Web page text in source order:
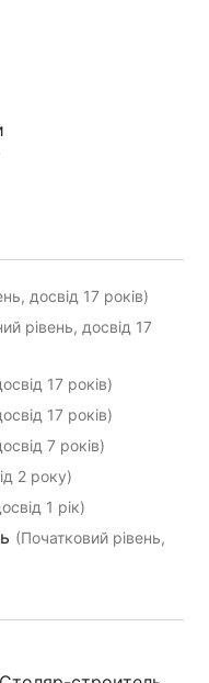
досвід 17 років)
рівень, досвід 17
17 років)
17 років)
7 років)
2 року)
1 рік)
(Початковий рівень,